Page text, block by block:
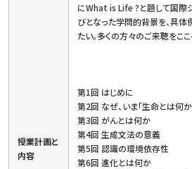
授業計画と
内容
にWhat is Life ?と題して国際
びとなった学問的背景を、具
たい。多くの方々のご来聴をここ
第1回 はじめに
第2回 なぜ、いま「生命とは何
第3回 がんとは何か
第4回 生成文法の意義
第5回 認識の環境依存性
第6回 進化とは何か